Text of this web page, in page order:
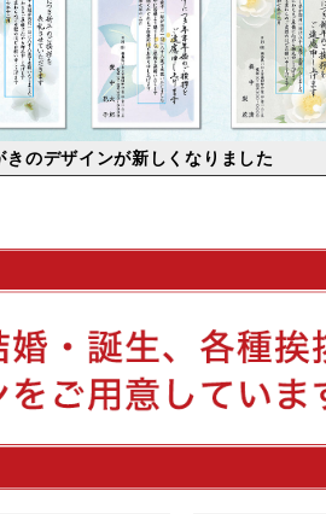
きのデザインが新しくなりました